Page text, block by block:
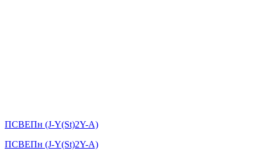
ПСВЕПн (J-Y(St)2Y-A)
ПСВЕПн (J-Y(St)2Y-A)